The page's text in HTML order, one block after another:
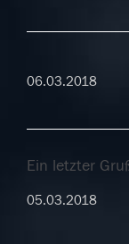
06.03.2018
Ein letzter
05.03.2018